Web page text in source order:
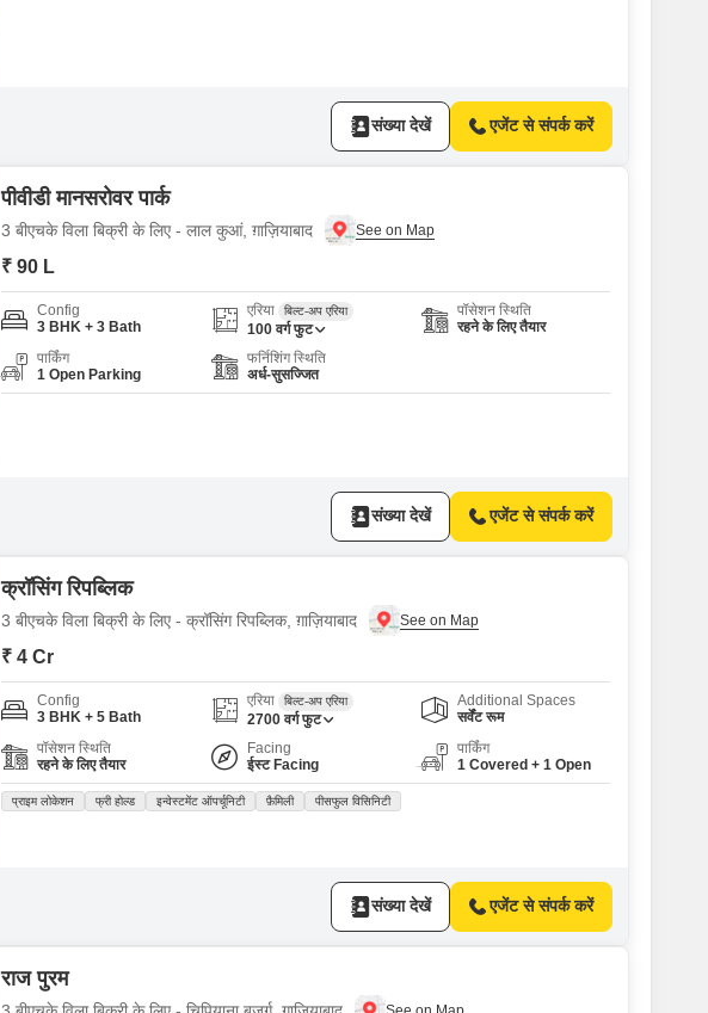
संख्या देखें एजेंट से संपर्क करें
पीवीडी मानसरोवर पार्क
3 बीएचके विला बिक्री के लिए - लाल कुआं, ग़ाज़ियाबाद
₹ 90 L
Config
3 BHK + 3 Bath
एरिया बिल्ट-अप एरिया
100 वर्ग फुट
पॉसेशन स्थिति
रहने के लिए तैयार
पार्किंग
1 Open Parking
फर्निशिंग स्थिति
अर्ध-सुसज्जित
संख्या देखें एजेंट से संपर्क करें
क्रॉसिंग रिपब्लिक
3 बीएचके विला बिक्री के लिए - क्रॉसिंग रिपब्लिक, ग़ाज़ियाबाद
₹ 4 Cr
Config
3 BHK + 5 Bath
एरिया बिल्ट-अप एरिया
2700 वर्ग फुट
Additional Spaces
सर्वेंट रूम
पॉसेशन स्थिति
रहने के लिए तैयार
Facing
ईस्ट Facing
पार्किंग
1 Covered + 1 Open
प्राइम लोकेशन फ्री होल्ड इन्वेस्टमेंट ऑपर्चूनिटी फ़ैमिली पीसफुल विसिनिटी
संख्या देखें एजेंट से संपर्क करें
राज पुरम